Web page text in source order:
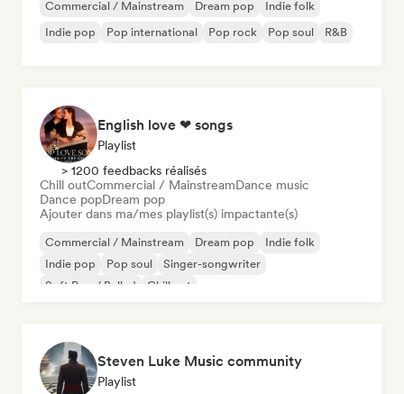
Commercial / Mainstream Dream pop
Indie folk
Indie pop
Pop international Pop rock Pop soul R&B
English love ❤ songs
Playlist
> 1200 feedbacks réalisés
Chill outCommercial / MainstreamDance music
Dance popDream pop
Ajouter dans ma/mes playlist(s) impactante(s)
Commercial / Mainstream Dream pop
Indie folk
Indie pop
Pop soul
Singer-songwriter
Soft Pop / Ballad
Chill out
Steven Luke Music community
Playlist